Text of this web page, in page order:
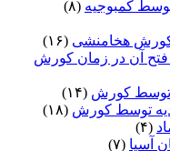
کمبوجیه (۸)
کورش هخامنشی (۱۶)
فتح آن در زمان کورش
توسط کورش (۱۴)
توسط کورش (۱۸)
(۴)
آسیا (۷)